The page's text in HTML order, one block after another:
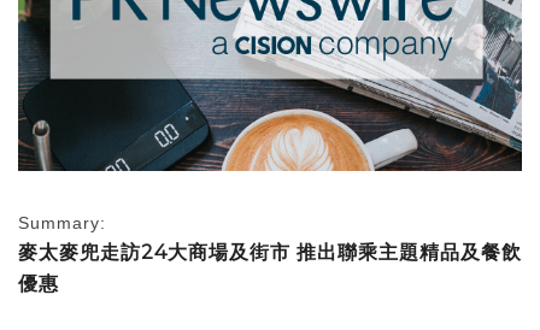
Summary:
麥太麥兜走訪24大商場及街市 推出聯乘主題精品及餐飲
優惠